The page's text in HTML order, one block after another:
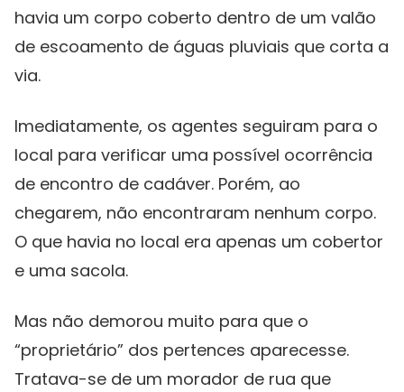
havia um corpo coberto dentro de um valão
de escoamento de águas pluviais que corta a
via.
Imediatamente, os agentes seguiram para o
local para verificar uma possível ocorrência
de encontro de cadáver. Porém, ao
chegarem, não encontraram nenhum corpo.
O que havia no local era apenas um cobertor
e uma sacola.
Mas não demorou muito para que o
“proprietário” dos pertences aparecesse.
Tratava-se de um morador de rua que